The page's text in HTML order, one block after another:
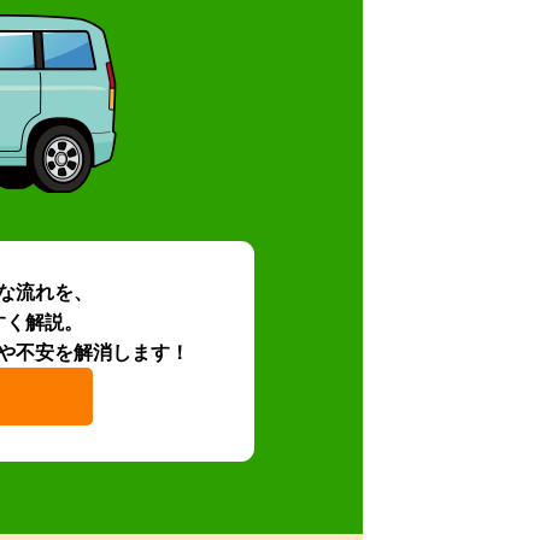
流れを、
解説。
不安を解消します！